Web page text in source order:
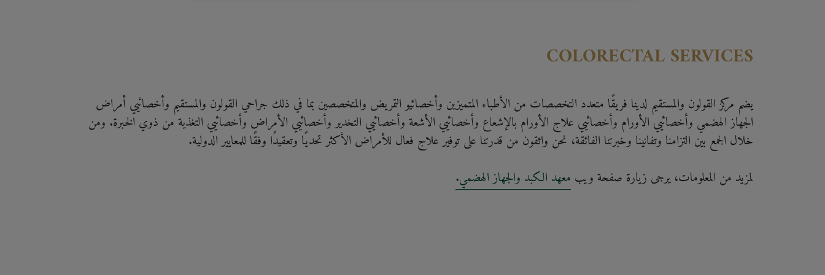
COLORECTAL SERVICES
يضم مركز القولون والمستقيم لدينا فريقًا متعدد التخصصات من الأطباء المتميزين وأخصائيو التمريض والمتخصصين بما في ذلك جراحي القولون والمستقيم وأخصائيي أمراض
الجهاز الهضمي وأخصائيي الأورام وأخصائيي علاج الأورام بالإشعاع وأخصائيي الأشعة وأخصائيي التخدير وأخصائيي الأمراض وأخصائيي التغذية من ذوي الخبرة. ومن
خلال الجمع بين التزامنا وتفانينا وخبرتنا الفائقة، نحن واثقون من قدرتنا على توفير علاج فعال للأمراض الأكثر تحديًا وتعقيدًا وفقًا للمعايير الدولية.
لمزيد من المعلومات، يرجى زيارة صفحة ويب معهد الكبد والجهاز الهضمي.